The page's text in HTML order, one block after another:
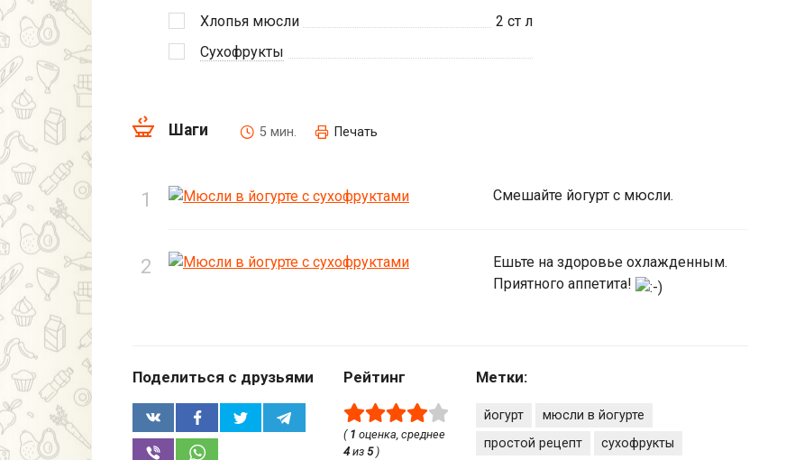
Хлопья мюсли
2 ст л
Сухофрукты
Шаги 5 мин. Печать
Смешайте йогурт с мюсли.
Ешьте на здоровье охлажденным.
Приятного аппетита!
Поделиться с друзьями Рейтинг
( 1 оценка, среднее
4 из5)
Метки:
йогурт
мюсли в йогурте
простой рецепт
сухофрукты